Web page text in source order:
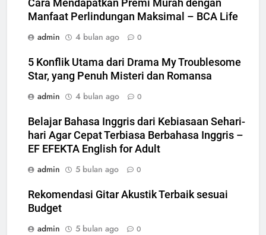
Cara Mendapatkan Premi Murah dengan
Manfaat Perlindungan Maksimal – BCA Life
admin
4 bulan ago 0
5 Konflik Utama dari Drama My Troublesome
Star, yang Penuh Misteri dan Romansa
admin
4 bulan ago 0
Belajar Bahasa Inggris dari Kebiasaan Sehari-
hari Agar Cepat Terbiasa Berbahasa Inggris –
EF EFEKTA English for Adult
admin
5 bulan ago 0
Rekomendasi Gitar Akustik Terbaik sesuai
Budget
admin
5 bulan ago 0